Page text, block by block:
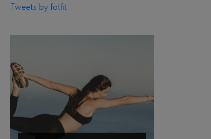
Tweets by fatfit